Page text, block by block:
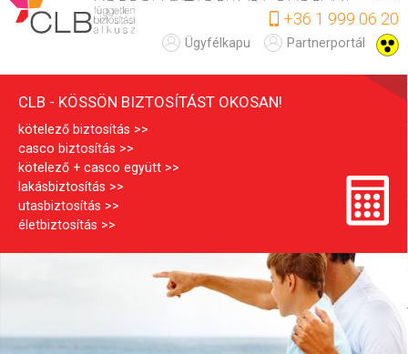
a
tartalomra
L
B
+36 1 999 06 20
Partnerportál
Ügyfélkapu
CLB - KÖSSÖN BIZTOSÍTÁST OKOSAN!
kötelező biztosítás
casco biztosítás
kötelező + casco együtt
lakásbiztosítás
utasbiztosítás
életbiztosítás